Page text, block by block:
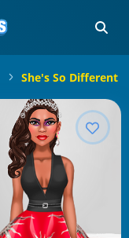
She's So Different